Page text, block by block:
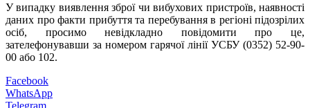
У випадку виявлення зброї чи вибухових пристроїв, наявності
даних про факти прибуття та перебування в регіоні підозрілих
осіб, просимо невідкладно повідомити про це,
зателефонувавши за номером гарячої лінії УСБУ (0352) 52-90-
00 або 102.
Facebook
WhatsApp
Telegram